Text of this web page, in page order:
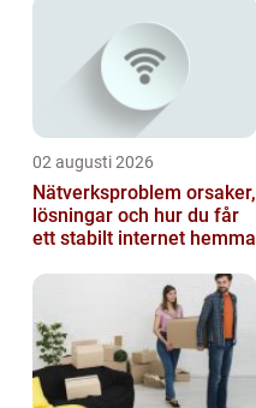
02 augusti 2026
Nätverksproblem orsaker,
lösningar och hur du får
ett stabilt internet hemma